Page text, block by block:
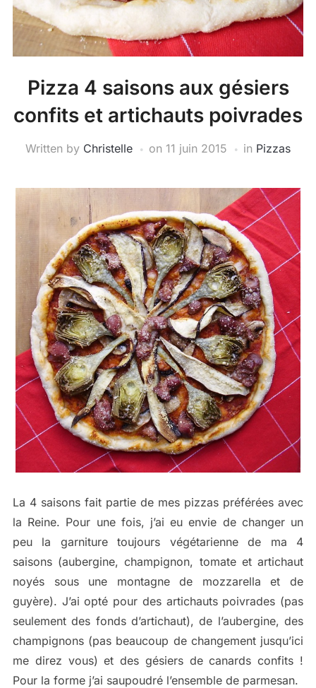
Pizza 4 saisons aux gésiers
confits et artichauts poivrades
Written by Christelle on 11 juin 2015 in Pizzas
La 4 saisons fait partie de mes pizzas préférées avec
la Reine. Pour une fois, j’ai eu envie de changer un
peu la garniture toujours végétarienne de ma 4
saisons (aubergine, champignon, tomate et artichaut
noyés sous une montagne de mozzarella et de
guyère). J’ai opté pour des artichauts poivrades (pas
seulement des fonds d’artichaut), de l’aubergine, des
champignons (pas beaucoup de changement jusqu’ici
me direz vous) et des gésiers de canards confits !
Pour la forme j’ai saupoudré l’ensemble de parmesan.